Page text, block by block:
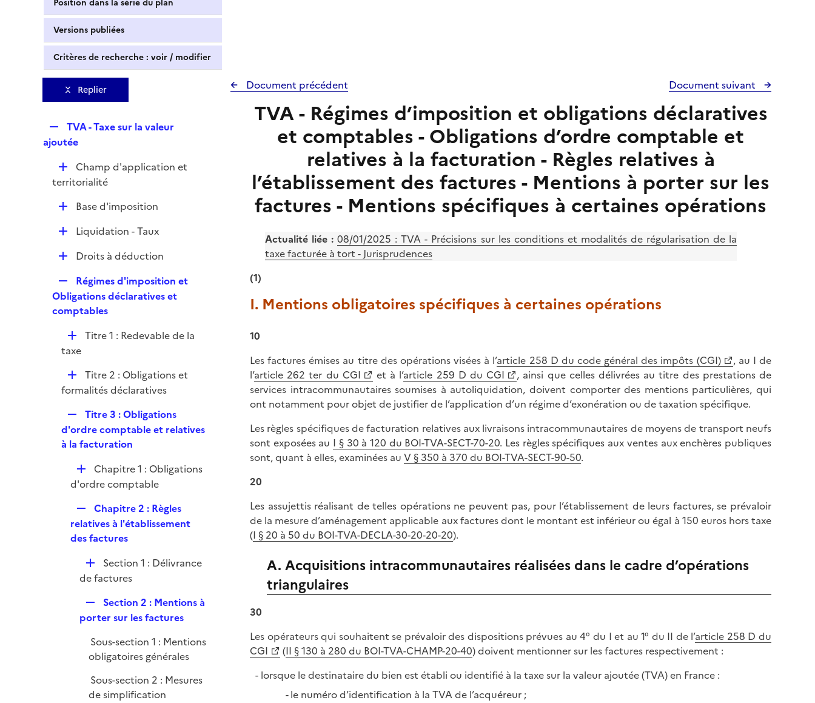
Position dans la série du plan
Versions publiées
Critères de recherche : voir / modifier
Replier
e
l
i
e
r
TVA - Taxe sur la valeur
ajoutée
D
é
Champ d'application et
territorialité
D
r
Base d'imposition
D
i
e
r
Liquidation - Taux
D
l
i
e
r
Droits à déduction
e
p
i
e
r
Régimes d'imposition et
Obligations déclaratives et
comptables
D
é
i
Titre 1 : Redevable de la
taxe
D
é
i
e
r
Titre 2 : Obligations et
formalités déclaratives
e
p
i
e
Titre 3 : Obligations
d'ordre comptable et relatives
à la facturation
D
é
i
e
r
Chapitre 1 : Obligations
d'ordre comptable
e
p
i
e
Chapitre 2 : Règles
relatives à l'établissement
des factures
D
é
i
r
Section 1 : Délivrance
de factures
e
l
i
Section 2 : Mentions à
porter sur les factures
Sous-section 1 : Mentions
obligatoires générales
Sous-section 2 : Mesures
de simplification
Document précédent Document suivant
TVA - Régimes d’imposition et obligations déclaratives
et comptables - Obligations d’ordre comptable et
relatives à la facturation - Règles relatives à
l’établissement des factures - Mentions à porter sur les
factures - Mentions spécifiques à certaines opérations
Actualité liée :08/01/2025 : TVA - Précisions sur les conditions et modalités de régularisation de la
taxe facturée à tort - Jurisprudences
(1)
I. Mentions obligatoires spécifiques à certaines opérations
10
Les factures émises au titre des opérations visées à l’article 258 D du code général des impôts (CGI)
, au I de
l’article 262 ter du CGI et à l’article 259 D du CGI
, ainsi que celles délivrées au titre des prestations de
services intracommunautaires soumises à autoliquidation, doivent comporter des mentions particulières, qui
ont notamment pour objet de justifier de l’application d’un régime d’exonération ou de taxation spécifique.
Les règles spécifiques de facturation relatives aux livraisons intracommunautaires de moyens de transport neufs
sont exposées au I § 30 à 120 du BOI-TVA-SECT-70-20. Les règles spécifiques aux ventes aux enchères publiques
sont, quant à elles, examinées au V § 350 à 370 du BOI-TVA-SECT-90-50.
20
Les assujettis réalisant de telles opérations ne peuvent pas, pour l’établissement de leurs factures, se prévaloir
de la mesure d’aménagement applicable aux factures dont le montant est inférieur ou égal à 150 euros hors taxe
(I § 20 à 50 du BOI-TVA-DECLA-30-20-20-20).
A. Acquisitions intracommunautaires réalisées dans le cadre d’opérations
triangulaires
30
Les opérateurs qui souhaitent se prévaloir des dispositions prévues au 4° du I et au 1° du II de l’article 258 D du
CGI
(II § 130 à 280 du BOI-TVA-CHAMP-20-40) doivent mentionner sur les factures respectivement :
lorsque le destinataire du bien est établi ou identifié à la taxe sur la valeur ajoutée (TVA) en France :
le numéro d’identification à la TVA de l’acquéreur ;